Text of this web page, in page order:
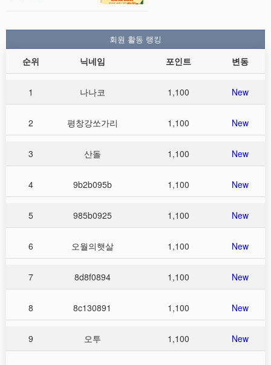
회원 활동 랭킹
순위 닉네임 포인트 변동
1 나나코 1,100 New
2 평창강쏘가리 1,100 New
3 산돌 1,100 New
4 9b2b095b 1,100 New
5 985b0925 1,100 New
6 오월의햇살 1,100 New
7 8d8f0894 1,100 New
8 8c130891 1,100 New
9 오투 1,100 New